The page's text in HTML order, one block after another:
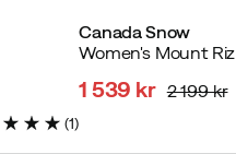
(1)
Canada Snow
Women's Mount
1 539 kr 2 199 kr